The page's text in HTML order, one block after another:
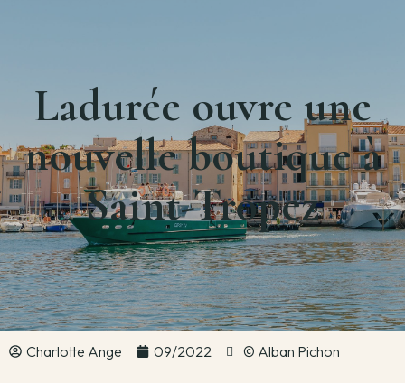
Ladurée ouvre une
nouvelle boutique à
Saint-Tropez
Charlotte Ange 09/2022 © Alban Pichon